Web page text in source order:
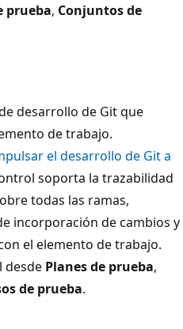
prueba, Conjuntos de
desarrollo de Git que
de trabajo.
el desarrollo de Git a
soporta la trazabilidad
todas las ramas,
incorporación de cambios y
el elemento de trabajo.
desde Planes de prueba,
de prueba.